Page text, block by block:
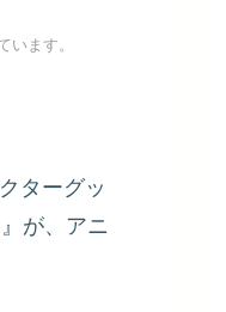
ます。
ターグッ
』が、アニ